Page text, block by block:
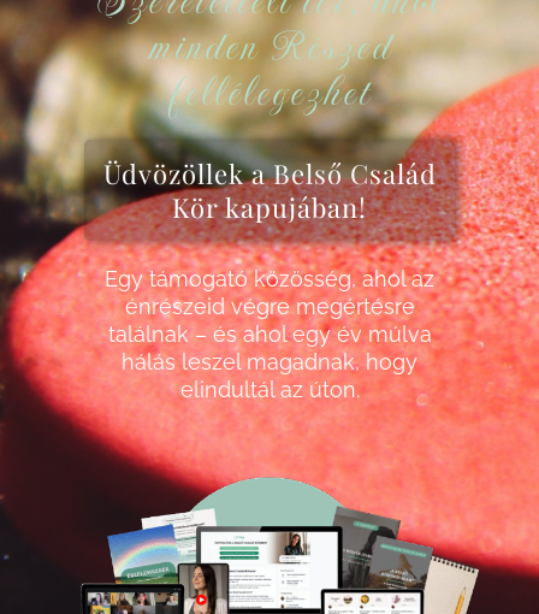
minden Részed
fellélegezhet
Üdvözöllek a Belső Család
Kör kapujában!
Egy támogató közösség, ahol az
énrészeid végre megértésre
találnak – és ahol egy év múlva
hálás leszel magadnak, hogy
elindultál az úton.